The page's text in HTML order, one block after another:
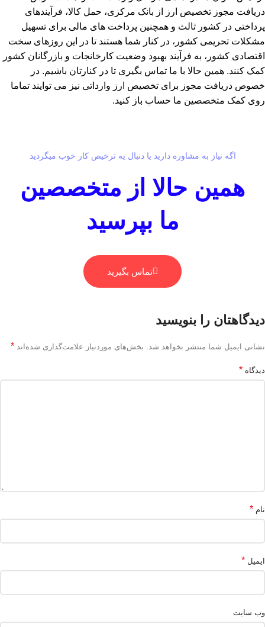
دریافت مجوز تخصیص ارز از بانک مرکزی، حمل کالا، فرآیندهای
پرداختی در کشور ثالث و همچنین پرداخت های مالی برای تسهیل
مشکلات تحریمی کشور، در کنار شما هستند تا در این روزهای سخت
اقتصادی کشور، به فرآیند بهبود وضعیت کارخانجات و بازرگانان کشور
کمک کنند. همین حالا با ما تماس بگیری تا در کنارتان باشیم. در
خصوص دریافت مجوز برای تخصیص ارز وارداتی نیز می توایند تماما
روی کمک متخصصین ما حساب باز کنید.
اگه نیاز به مشاوره دارید یا دنبال یه ترخیص کار خوب میگردید
همین حالا از متخصصین
ما بپرسید
تماس بگیرید
دیدگاهتان را بنویسید
نشانی ایمیل شما منتشر نخواهد شد. بخش‌های موردنیاز علامت‌گذاری شده‌اند *
دیدگاه *
نام *
ایمیل *
وب‌ سایت